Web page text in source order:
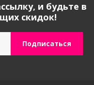
и будьте в
скидок!